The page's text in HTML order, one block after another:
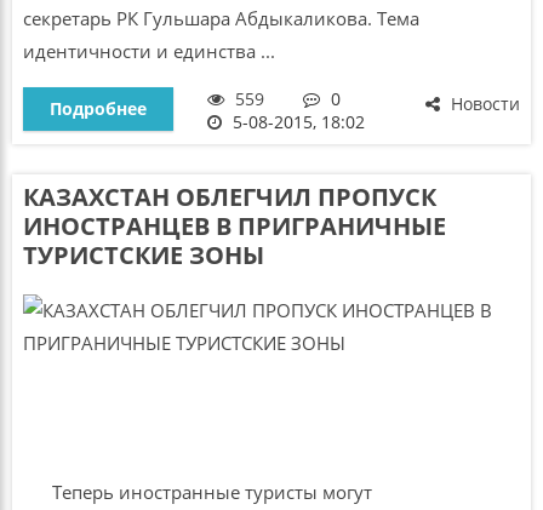
секретарь РК Гульшара Абдыкаликова. Тема
идентичности и единства ...
Новости
Подробнее 559
0
5-08-2015, 18:02
КАЗАХСТАН ОБЛЕГЧИЛ ПРОПУСК
ИНОСТРАНЦЕВ В ПРИГРАНИЧНЫЕ
ТУРИСТСКИЕ ЗОНЫ
Теперь иностранные туристы могут